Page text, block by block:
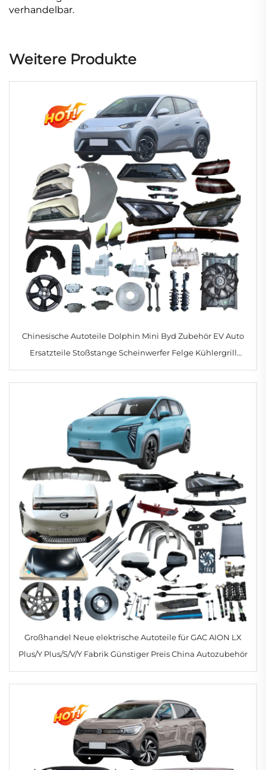
verhandelbar.
Weitere Produkte
Chinesische Autoteile Dolphin Mini Byd Zubehör EV Auto
Ersatzteile Stoßstange Scheinwerfer Felge Kühlergrill
Rückleuchte für Seagull 2024 2025
Großhandel Neue elektrische Autoteile für GAC AION LX
Plus/Y Plus/S/V/Y Fabrik Günstiger Preis China Autozubehör